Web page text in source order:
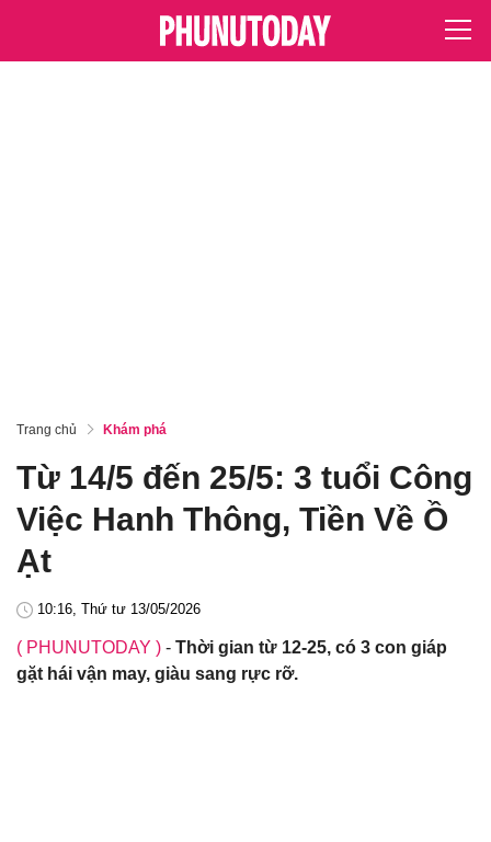
Trang chủ Khám phá
Từ 14/5 đến 25/5: 3 tuổi Công
Việc Hanh Thông, Tiền Về Ồ
Ạt
10:16, Thứ tư 13/05/2026
( PHUNUTODAY ) - Thời gian từ 12-25, có 3 con giáp
gặt hái vận may, giàu sang rực rỡ.